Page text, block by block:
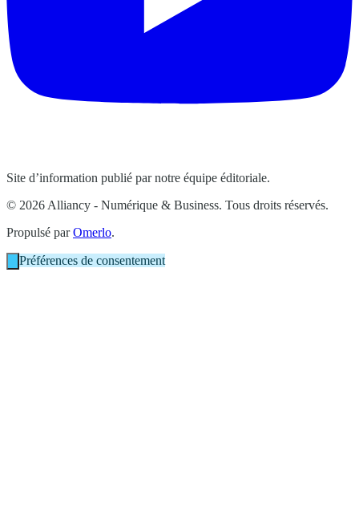
Site d’information publié par notre équipe éditoriale.
© 2026 Alliancy - Numérique & Business. Tous droits réservés.
Propulsé parOmerlo.
Préférences de consentement